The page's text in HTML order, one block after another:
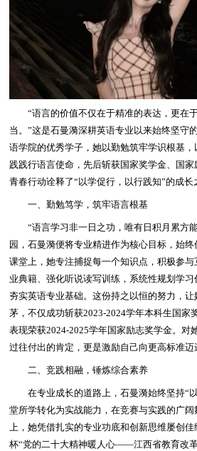
“语言的价值不仅在于精准的表达，更在
当。”这是石曼漪深耕英语专业以来始终坚守
语学院的优秀学子，她以勤勉筑牢学识根基
践践行语言使命，先后斩获国家奖学金、国
青春行动诠释了“以学促行，以行践知”的成长
一、勤勉笃学，筑牢语言根基
“语言学习非一日之功，唯有日积月累方
园，石曼漪便将专业精进作为核心目标，始终
课堂上，她专注捕捉每一个知识点，积极参
业典籍、强化听说读写训练，系统性规划学
夯实英语专业基础。这份持之以恒的努力，
茅，不仅成功斩获2023-2024学年本科生国家
表现荣获2024-2025学年国家励志奖学金。对
过往付出的肯定，更是激励自己向更高标准迈
二、竞践相融，锤炼综合素养
在专业成长的道路上，石曼漪始终坚持“
堂所学转化为实战能力，在竞赛与实践的广
上，她凭借扎实的专业功底和创新思维屡创佳
杯“党的二十大精神暖人心——江西省教育改